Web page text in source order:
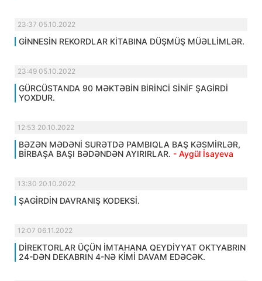
23:37 05.10.2022
GİNNESİN REKORDLAR KİTABINA DÜŞMÜŞ MÜƏLLİMLƏR.
23:49 05.10.2022
GÜRCÜSTANDA 90 MƏKTƏBİN BİRİNCİ SİNİF ŞAGİRDİ
YOXDUR.
12:53 20.10.2022
BƏZƏN MƏDƏNİ SURƏTDƏ PAMBIQLA BAŞ KƏSMİRLƏR,
BİRBAŞA BAŞI BƏDƏNDƏN AYIRIRLAR. - Aygül İsayeva
13:30 20.10.2022
ŞAGİRDİN DAVRANIŞ KODEKSİ.
12:07 06.11.2022
DİREKTORLAR ÜÇÜN İMTAHANA QEYDİYYAT OKTYABRIN
24-DƏN DEKABRIN 4-NƏ KİMİ DAVAM EDƏCƏK.